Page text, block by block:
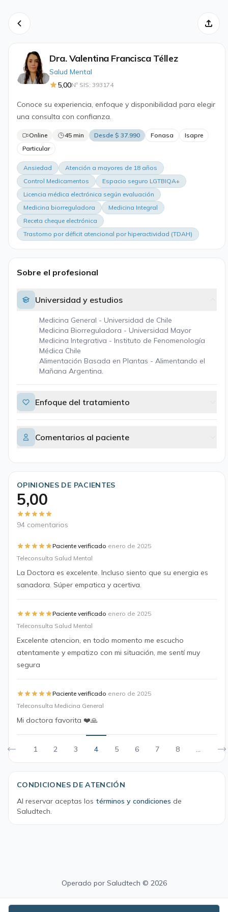
Dra. Valentina Francisca Téllez
Salud Mental
5,00Nº SIS: 393174
Conoce su experiencia, enfoque y disponibilidad para elegir
una consulta con confianza.
Online 45 min Desde $ 37.990 Fonasa
Isapre
Particular
Ansiedad
Atención a mayores de 18 años
Control Medicamentos
Espacio seguro LGTBIQA+
Licencia médica electrónica según evaluación
Medicina biorreguladora
Medicina Integral
Receta cheque electrónica
Trastorno por déficit atencional por hiperactividad (TDAH)
Sobre el profesional
Universidad y estudios
Medicina General - Universidad de Chile
Medicina Biorreguladora - Universidad Mayor
Medicina Integrativa - Instituto de Fenomenología
Médica Chile
Alimentación Basada en Plantas - Alimentando el
Mañana Argentina.
Enfoque del tratamiento
Comentarios al paciente
OPINIONES DE PACIENTES
5,00
94 comentarios
Paciente verificado·enero de 2025
Teleconsulta Salud Mental
La Doctora es excelente. Incluso siento que su energia es
sanadora. Súper empatica y acertiva.
Paciente verificado·enero de 2025
Teleconsulta Salud Mental
Excelente atencion, en todo momento me escucho
atentamente y empatizo con mi situación, me sentí muy
segura
Paciente verificado·enero de 2025
Teleconsulta Medicina General
Mi doctora favorita ❤️🙏
1 2 3 4 5 6 7 8 ...
CONDICIONES DE ATENCIÓN
Al reservar aceptas los términos y condiciones de
Saludtech.
Operado por Saludtech © 2026